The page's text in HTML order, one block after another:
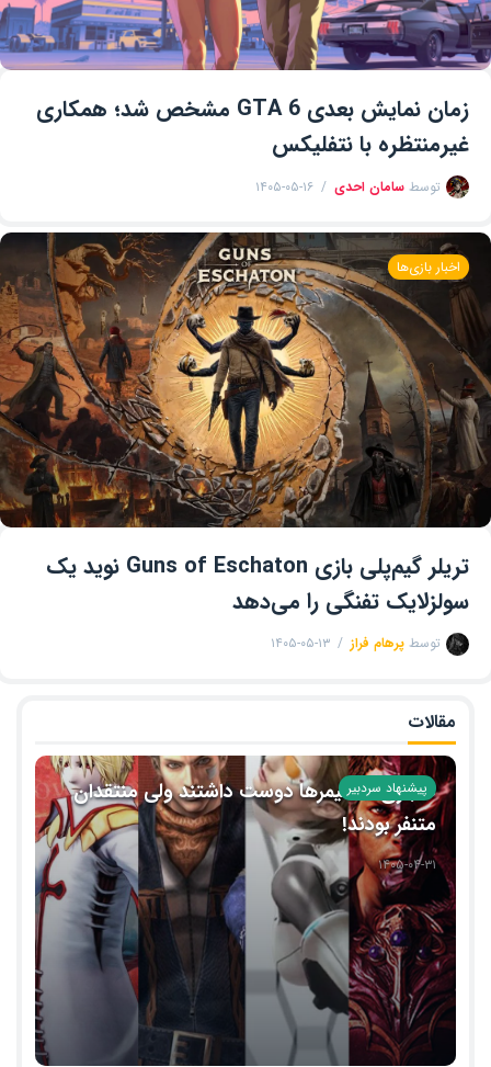
زمان نمایش بعدی GTA 6 مشخص شد؛ همکاری
غیرمنتظره با نتفلیکس
توسط سامان احدی ۱۴۰۵-۰۵-۱۶
اخبار بازی‌ها
تریلر گیم‌پلی بازی Guns of Eschaton نوید یک
سولزلایک تفنگی را می‌دهد
توسط پرهام فراز ۱۴۰۵-۰۵-۱۳
مقالات
پیشنهاد سردبیر
۱۰ بازی‌ که گیمرها دوست داشتند ولی منتقدان
متنفر بودند!
۱۴۰۵-۰۴-۳۱